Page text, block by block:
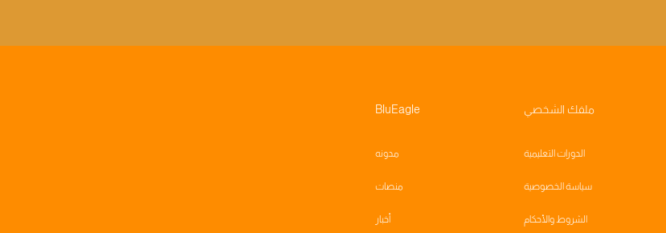
ملفك الشخصي
الدورات التعليمية
سياسة الخصوصية
الشروط والأحكام
BluEagle
مدونه
منصات
أخبار